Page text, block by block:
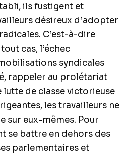
ils fustigent et
désireux d’adopter
C’est-à-dire
cas, l’échec
syndicales
rappeler au prolétariat
lutte de classe victorieuse
les travailleurs ne
sur eux-mêmes. Pour
se battre en dehors des
parlementaires et